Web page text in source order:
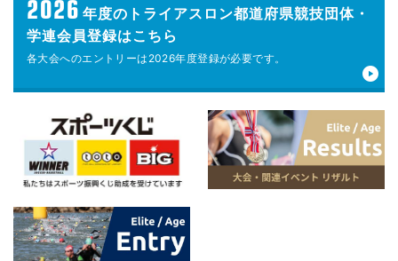
2026 年度の トライアスロン都道府県競技団体・
学連会員登録はこちら
各大会へのエントリーは 2026年度登録が必要です。